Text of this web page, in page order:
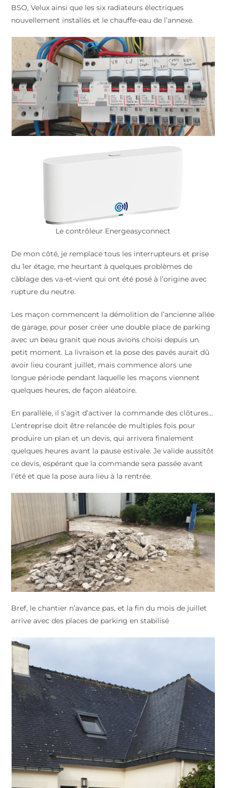
BSO, Velux ainsi que les six radiateurs électriques
nouvellement installés et le chauffe-eau de l’annexe.
Le contrôleur Energeasyconnect
De mon côté, je remplace tous les interrupteurs et prise
du 1er étage, me heurtant à quelques problèmes de
câblage des va-et-vient qui ont été posé à l’origine avec
rupture du neutre.
Les maçon commencent la démolition de l’ancienne allée
de garage, pour poser créer une double place de parking
avec un beau granit que nous avions choisi depuis un
petit moment. La livraison et la pose des pavés aurait dû
avoir lieu courant juillet, mais commence alors une
longue période pendant laquelle les maçons viennent
quelques heures, de façon aléatoire.
En parallèle, il s’agit d’activer la commande des clôtures…
L’entreprise doit être relancée de multiples fois pour
produire un plan et un devis, qui arrivera finalement
quelques heures avant la pause estivale. Je valide aussitôt
ce devis, espérant que la commande sera passée avant
l’été et que la pose aura lieu à la rentrée.
Bref, le chantier n’avance pas, et la fin du mois de juillet
arrive avec des places de parking en stabilisé